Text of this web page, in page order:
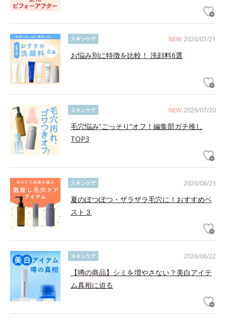
NEW 2026/07/21
スキンケア
お悩み別に特徴を比較！ 洗顔料6選
NEW 2026/07/20
スキンケア
毛穴悩み”ごっそり”オフ！編集部ガチ推し
TOP3
2026/06/23
スキンケア
夏のぽつぽつ・ザラザラ毛穴に！おすすめベ
スト３
2026/06/22
スキンケア
【噂の商品】シミを増やさない？美白アイテ
ム真相に迫る